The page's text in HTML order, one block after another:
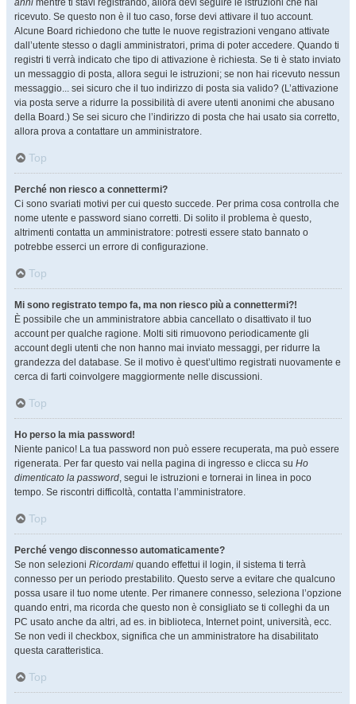
anni mentre ti stavi registrando, allora devi seguire le istruzioni che hai
ricevuto. Se questo non è il tuo caso, forse devi attivare il tuo account.
Alcune Board richiedono che tutte le nuove registrazioni vengano attivate
dall’utente stesso o dagli amministratori, prima di poter accedere. Quando ti
registri ti verrà indicato che tipo di attivazione è richiesta. Se ti è stato inviato
un messaggio di posta, allora segui le istruzioni; se non hai ricevuto nessun
messaggio... sei sicuro che il tuo indirizzo di posta sia valido? (L’attivazione
via posta serve a ridurre la possibilità di avere utenti anonimi che abusano
della Board.) Se sei sicuro che l’indirizzo di posta che hai usato sia corretto,
allora prova a contattare un amministratore.
Top
Perché non riesco a connettermi?
Ci sono svariati motivi per cui questo succede. Per prima cosa controlla che
nome utente e password siano corretti. Di solito il problema è questo,
altrimenti contatta un amministratore: potresti essere stato bannato o
potrebbe esserci un errore di configurazione.
Top
Mi sono registrato tempo fa, ma non riesco più a connettermi?!
È possibile che un amministratore abbia cancellato o disattivato il tuo
account per qualche ragione. Molti siti rimuovono periodicamente gli
account degli utenti che non hanno mai inviato messaggi, per ridurre la
grandezza del database. Se il motivo è quest’ultimo registrati nuovamente e
cerca di farti coinvolgere maggiormente nelle discussioni.
Top
Ho perso la mia password!
Niente panico! La tua password non può essere recuperata, ma può essere
rigenerata. Per far questo vai nella pagina di ingresso e clicca su Ho
dimenticato la password, segui le istruzioni e tornerai in linea in poco
tempo. Se riscontri difficoltà, contatta l’amministratore.
Top
Perché vengo disconnesso automaticamente?
Se non selezioni Ricordami quando effettui il login, il sistema ti terrà
connesso per un periodo prestabilito. Questo serve a evitare che qualcuno
possa usare il tuo nome utente. Per rimanere connesso, seleziona l’opzione
quando entri, ma ricorda che questo non è consigliato se ti colleghi da un
PC usato anche da altri, ad es. in biblioteca, Internet point, università, ecc.
Se non vedi il checkbox, significa che un amministratore ha disabilitato
questa caratteristica.
Top